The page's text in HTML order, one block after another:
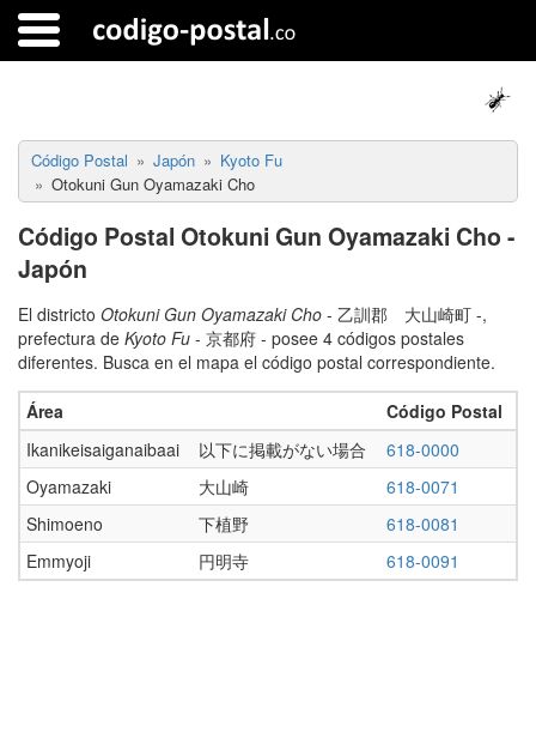
Código Postal Japón
Kyoto Fu
Otokuni Gun Oyamazaki Cho
Código Postal Otokuni Gun Oyamazaki Cho -
Japón
El districto Otokuni Gun Oyamazaki Cho - 乙訓郡 大山崎町 -,
prefectura de Kyoto Fu - 京都府 - posee 4 códigos postales
diferentes. Busca en el mapa el código postal correspondiente.
Área
Código Postal
Ikanikeisaiganaibaai
以下に掲載がない場合
618-0000
Oyamazaki
大山崎
618-0071
Shimoeno
下植野
618-0081
Emmyoji
円明寺 618-0091